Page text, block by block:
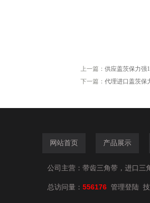
上一篇： 供应盖茨保力强
下一篇： 代理进口盖茨保
网站首页 产品展示
公司主营：带齿三角带，进口三
总访问量： 556176 管理登陆